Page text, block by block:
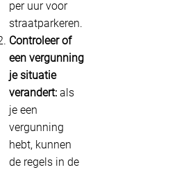
per uur voor
straatparkeren.
Controleer of
een vergunning
je situatie
verandert: als
je een
vergunning
hebt, kunnen
de regels in de